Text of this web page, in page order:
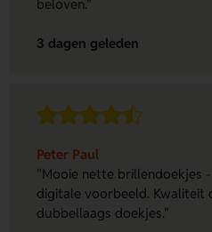
beloven."
3 dagen geleden
Peter Paul
"Mooie nette brillendoekjes
digitale voorbeeld. Kwaliteit
dubbellaags doekjes."